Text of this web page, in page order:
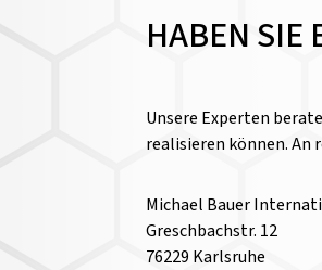
HABEN SIE
Unsere Experten
realisieren können. An
Michael Bauer
Greschbachstr. 12
76229 Karlsruhe